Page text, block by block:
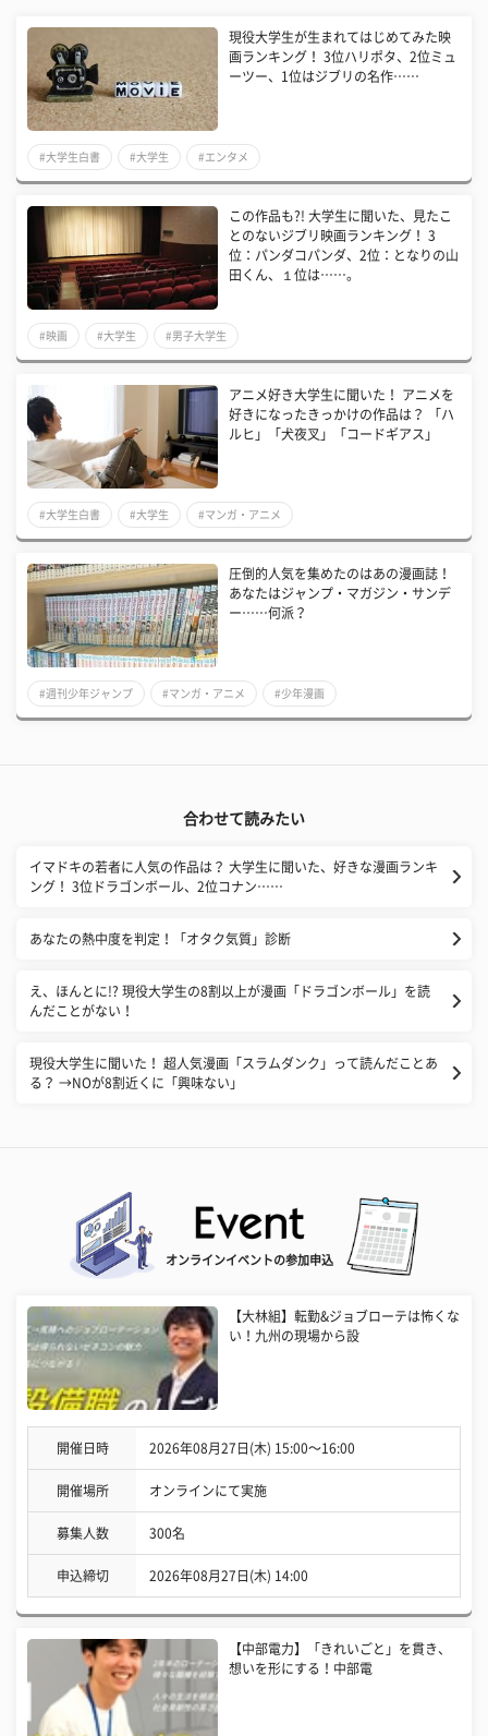
現役大学生が生まれてはじめてみた映
画ランキング！ 3位ハリポタ、2位ミュ
ーツー、1位はジブリの名作……
#大学生白書 #大学生 #エンタメ
​この作品も?! 大学生に聞いた、見たこ
とのないジブリ映画ランキング！ 3
位：パンダコパンダ、2位：となりの山
田くん、１位は……。
#映画 #大学生 #男子大学生
アニメ好き大学生に聞いた！ アニメを
好きになったきっかけの作品は？ 「ハ
ルヒ」「犬夜叉」「コードギアス」
#大学生白書 #大学生 #マンガ・アニメ
圧倒的人気を集めたのはあの漫画誌！
あなたはジャンプ・マガジン・サンデ
ー……何派？
#週刊少年ジャンプ #マンガ・アニメ #少年漫画
合わせて読みたい
イマドキの若者に人気の作品は？ 大学生に聞いた、好きな漫画ランキ
ング！ 3位ドラゴンボール、2位コナン……
あなたの熱中度を判定！「オタク気質」診断
え、ほんとに!? 現役大学生の8割以上が漫画「ドラゴンボール」を読
んだことがない！
現役大学生に聞いた！ 超人気漫画「スラムダンク」って読んだことあ
る？ →NOが8割近くに「興味ない」
オンラインイベントの参加申込
【大林組】転勤&ジョブローテは怖くな
い！九州の現場から設
開催日時 2026年08月27日(木) 15:00〜16:00
開催場所 オンラインにて実施
募集人数 300名
申込締切 2026年08月27日(木) 14:00
【中部電力】「きれいごと」を貫き、
想いを形にする！中部電